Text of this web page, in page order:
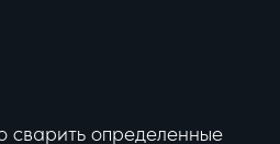
сварить определенные